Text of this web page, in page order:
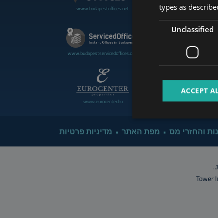
www.budapestoffices.net
www.budapestservicedoffices.com
www.managerent.hu
www.eurocenter.hu
והחזרי מס מפת האתר מדיניות פרטיות
types as
Unclassified
ACCEPT